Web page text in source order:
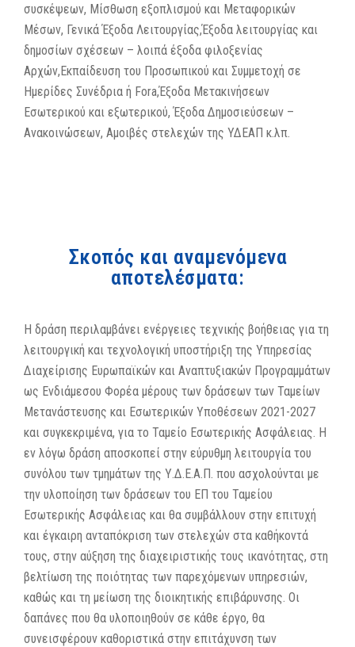
συσκέψεων, Μίσθωση εξοπλισμού και Μεταφορικών
Μέσων, Γενικά Έξοδα Λειτουργίας,Έξοδα λειτουργίας και
δημοσίων σχέσεων – λοιπά έξοδα φιλοξενίας
Αρχών,Εκπαίδευση του Προσωπικού και Συμμετοχή σε
Ημερίδες Συνέδρια ή Fora,Έξοδα Μετακινήσεων
Εσωτερικού και εξωτερικού, Έξοδα Δημοσιεύσεων –
Ανακοινώσεων, Αμοιβές στελεχών της ΥΔΕΑΠ κ.λπ.
Σκοπός και αναμενόμενα
αποτελέσματα:
Η δράση περιλαμβάνει ενέργειες τεχνικής βοήθειας για τη
λειτουργική και τεχνολογική υποστήριξη της Υπηρεσίας
Διαχείρισης Ευρωπαϊκών και Αναπτυξιακών Προγραμμάτων
ως Ενδιάμεσου Φορέα μέρους των δράσεων των Ταμείων
Μετανάστευσης και Εσωτερικών Υποθέσεων 2021-2027
και συγκεκριμένα, για το Ταμείο Εσωτερικής Ασφάλειας. Η
εν λόγω δράση αποσκοπεί στην εύρυθμη λειτουργία του
συνόλου των τμημάτων της Υ.Δ.Ε.Α.Π. που ασχολούνται με
την υλοποίηση των δράσεων του ΕΠ του Ταμείου
Εσωτερικής Ασφάλειας και θα συμβάλλουν στην επιτυχή
και έγκαιρη ανταπόκριση των στελεχών στα καθήκοντά
τους, στην αύξηση της διαχειριστικής τους ικανότητας, στη
βελτίωση της ποιότητας των παρεχόμενων υπηρεσιών,
καθώς και τη μείωση της διοικητικής επιβάρυνσης. Οι
δαπάνες που θα υλοποιηθούν σε κάθε έργο, θα
συνεισφέρουν καθοριστικά στην επιτάχυνση των